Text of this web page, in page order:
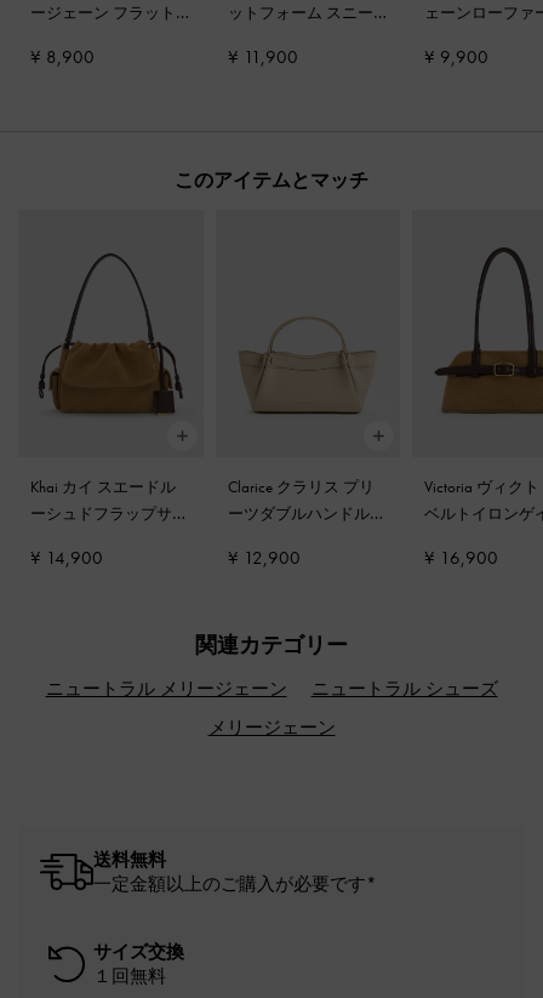
ージェーン フラット-
¥ 8,900
ットフォーム スニー
¥ 11,900
ェーンローファ
¥ 9,900
このアイテムとマッチ
Khai カイ スエードル
ーシュドフラップサイ
ドルバッグ
¥ 14,900
Clarice クラリス プリ
ーツダブルハンドルト
ーツ
¥ 12,900
Victoria ヴィク
ベルトイロンゲ
-サハラサンド
¥ 16,900
関連カテゴリー
ニュートラル メリージェーン
ニュートラル シューズ
メリージェーン
送料無料
一定金額以上のご購入が必要です*
サイズ交換
１回無料